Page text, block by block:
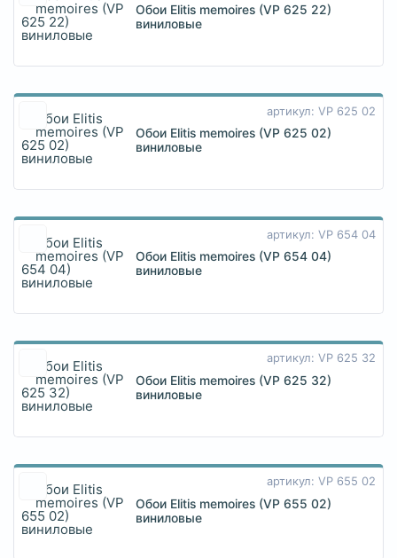
Обои Elitis memoires (VP 625 22)
виниловые
артикул: VP 625 02
Обои Elitis memoires (VP 625 02)
виниловые
артикул: VP 654 04
Обои Elitis memoires (VP 654 04)
виниловые
артикул: VP 625 32
Обои Elitis memoires (VP 625 32)
виниловые
артикул: VP 655 02
Обои Elitis memoires (VP 655 02)
виниловые